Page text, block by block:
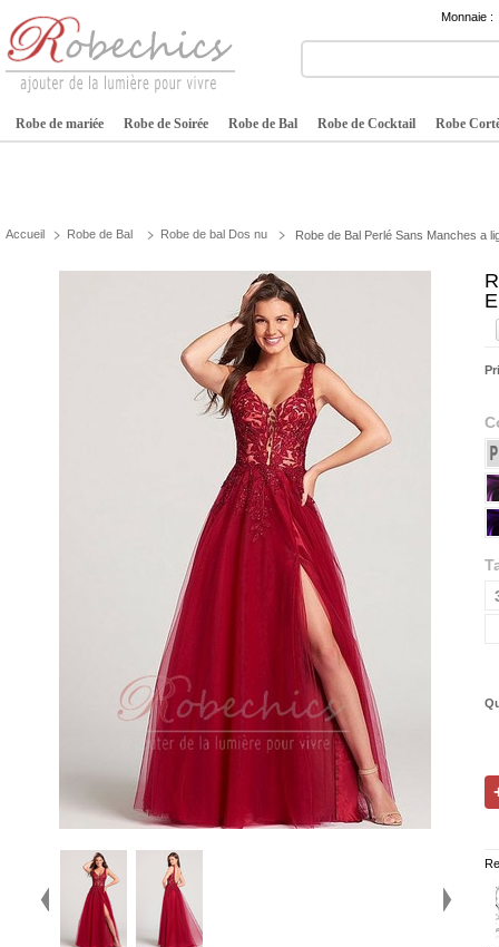
Monnaie :
Robe de mariée Robe de Soirée Robe de Bal Robe de Cocktail Robe
Accueil Robe de Bal Robe de bal Dos nu Robe de Bal Perlé Sans Manches a